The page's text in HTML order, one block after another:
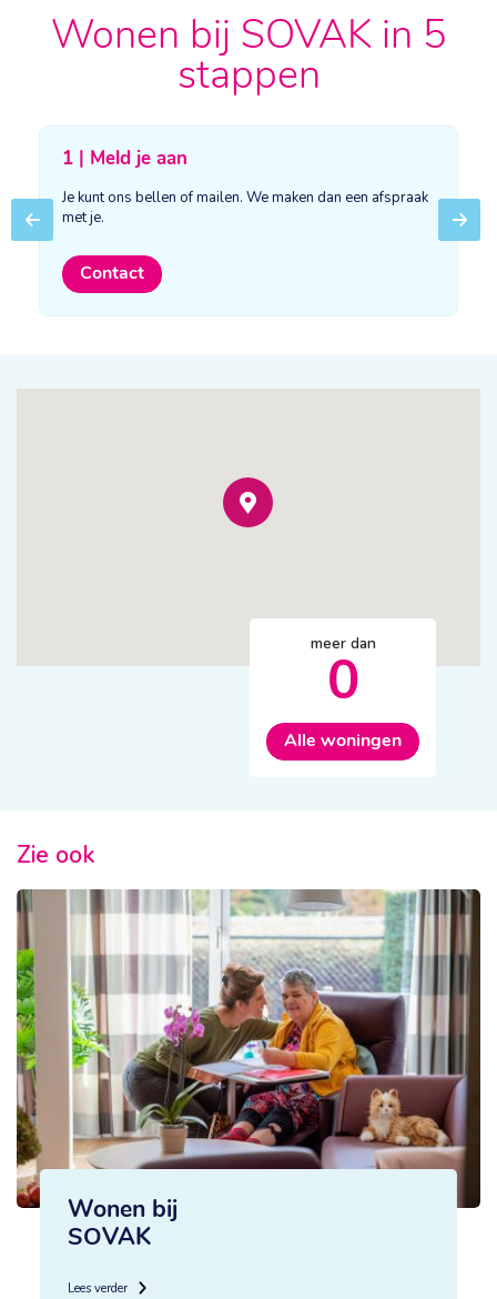
Wonen bij SOVAK in 5
stappen
Previous
1 | Meld je aan
Je kunt ons bellen of mailen. We maken dan een afspraak
met je.
Contact
Next
meer dan
0
Alle woningen
Zie ook
Wonen bij
SOVAK
Lees verder